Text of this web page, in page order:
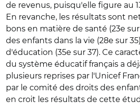
de revenus, puisqu'elle figure au
En revanche, les résultats sont
bons en matière de santé (23e
des enfants dans la vie (28e sur
d'éducation (35e sur 37). Ce
du système éducatif français a
plusieurs reprises par l'Unicef
par le comité des droits des
en croit les résultats de cette